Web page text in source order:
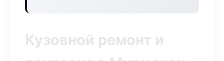
Кузовной ремонт и